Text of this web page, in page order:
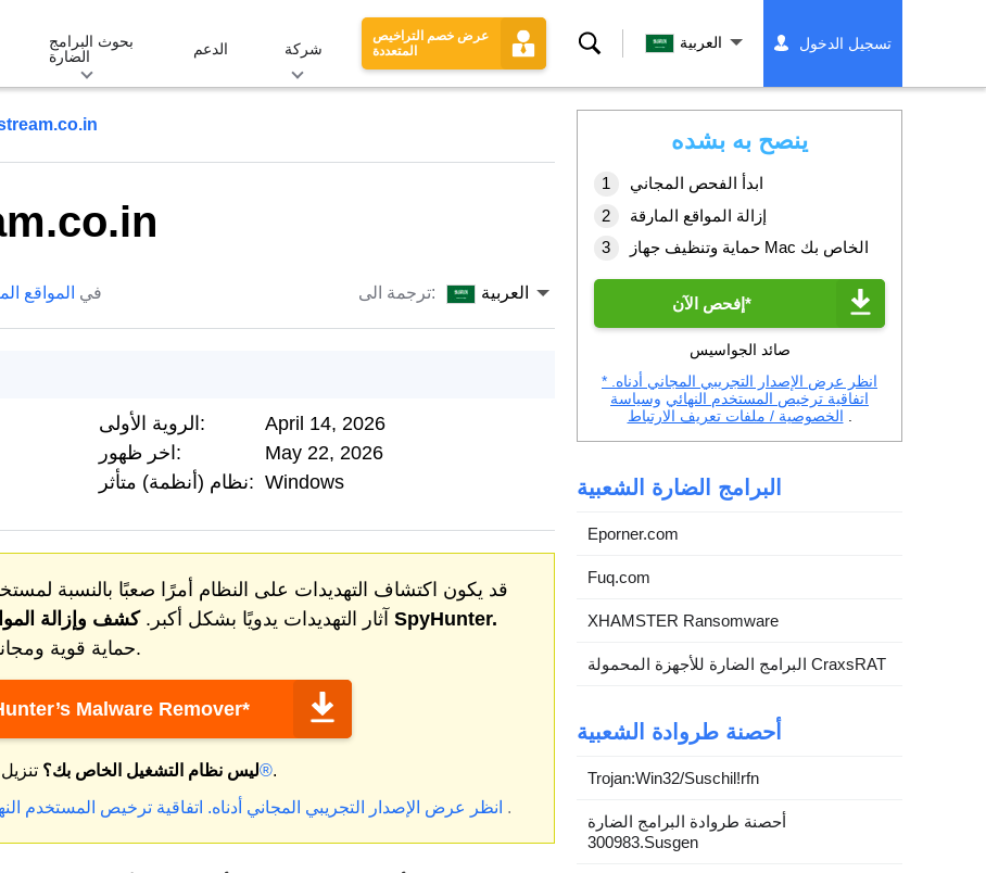
بحوث البرامج
الضارة
الدعم شركة
عرض خصم التراخيص
المتعددة
بحث العربية تسجيل الدخول
في المواقع ترجمة الى: العربية
الروية الأولى:
April 14, 2026
اخر ظهور:
May 22, 2026
نظام (أنظمة) متأثر: Windows
قد يكون اكتشاف التهديدات على النظام أمرًا صعبًا بالنسبة
آثار التهديدات يدويًا بشكل أكبر.كشف وإزالة
والتهديدات الأخرى مجانا مع SpyHunter.
يوفر SpyHunter حماية قوية ومجانية ضد البرامج الضارة.
Malware Remover*
ليس نظام التشغيل الخاص بك؟ تنزيل ماك®.
* انظر عرض الإصدار التجريبي المجاني أدناه. اتفاقية ترخيص المستخدم .
ينصح به بشده
ابدأ الفحص المجاني
إزالة المواقع المارقة
حماية وتنظيف جهاز Mac الخاص بك
إفحص الآن*
صائد الجواسيس
* انظر عرض الإصدار التجريبي المجاني أدناه.
اتفاقية ترخيص المستخدم النهائي وسياسة
الخصوصية / ملفات تعريف الارتباط
البرامج الضارة الشعبية
Eporner.com
Fuq.com
XHAMSTER Ransomware
البرامج الضارة للأجهزة المحمولة CraxsRAT
أحصنة طروادة الشعبية
Trojan:Win32/Suschil!rfn
أحصنة طروادة البرامج الضارة
300983.Susgen